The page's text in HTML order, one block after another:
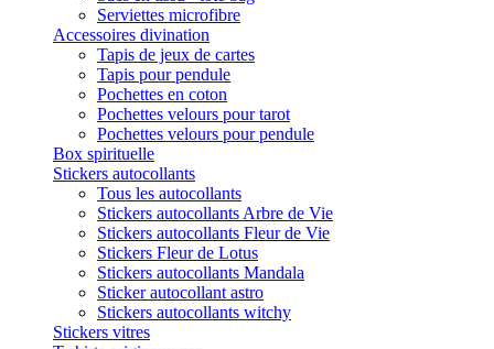
Serviettes microfibre
Accessoires divination
Tapis de jeux de cartes
Tapis pour pendule
Pochettes en coton
Pochettes velours pour tarot
Pochettes velours pour pendule
Box spirituelle
Stickers autocollants
Tous les autocollants
Stickers autocollants Arbre de Vie
Stickers autocollants Fleur de Vie
Stickers Fleur de Lotus
Stickers autocollants Mandala
Sticker autocollant astro
Stickers autocollants witchy
Stickers vitres